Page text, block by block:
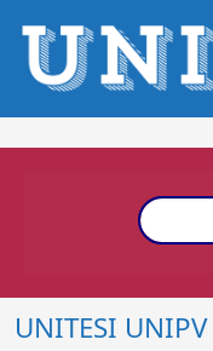
UNITESI UNIPV